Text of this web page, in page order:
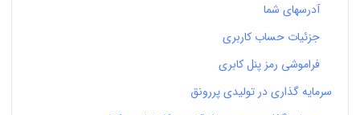
آدرسهای شما
جزئیات حساب کاربری
فراموشی رمز پنل کابری
سرمایه گذاری در تولیدی پررونق